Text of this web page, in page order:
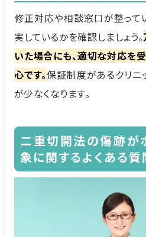
修正対応や相談窓口が整って
実しているかを確認しましょう。
いた場合にも、適切な対応を
心です。保証制度があるクリニ
が少なくなります。
二重切開法の傷跡が
象に関するよくある質